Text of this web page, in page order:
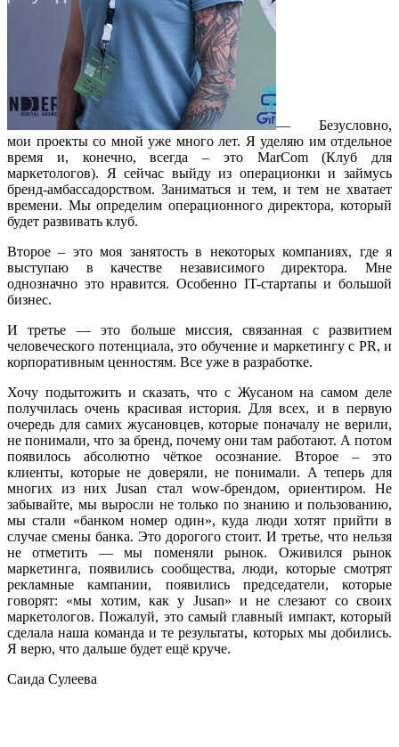
— Безусловно,
мои проекты со мной уже много лет. Я уделяю им отдельное
время и, конечно, всегда – это MarCom (Клуб для
маркетологов). Я сейчас выйду из операционки и займусь
бренд-амбассадорством. Заниматься и тем, и тем не хватает
времени. Мы определим операционного директора, который
будет развивать клуб.
Второе – это моя занятость в некоторых компаниях, где я
выступаю в качестве независимого директора. Мне
однозначно это нравится. Особенно IT-стартапы и большой
бизнес.
И третье — это больше миссия, связанная с развитием
человеческого потенциала, это обучение и маркетингу с PR, и
корпоративным ценностям. Все уже в разработке.
Хочу подытожить и сказать, что с Жусаном на самом деле
получилась очень красивая история. Для всех, и в первую
очередь для самих жусановцев, которые поначалу не верили,
не понимали, что за бренд, почему они там работают. А потом
появилось абсолютно чёткое осознание. Второе – это
клиенты, которые не доверяли, не понимали. А теперь для
многих из них Jusan стал wow-брендом, ориентиром. Не
забывайте, мы выросли не только по знанию и пользованию,
мы стали «банком номер один», куда люди хотят прийти в
случае смены банка. Это дорогого стоит. И третье, что нельзя
не отметить — мы поменяли рынок. Оживился рынок
маркетинга, появились сообщества, люди, которые смотрят
рекламные кампании, появились председатели, которые
говорят: «мы хотим, как у Jusan» и не слезают со своих
маркетологов. Пожалуй, это самый главный импакт, который
сделала наша команда и те результаты, которых мы добились.
Я верю, что дальше будет ещё круче.
Саида Сулеева